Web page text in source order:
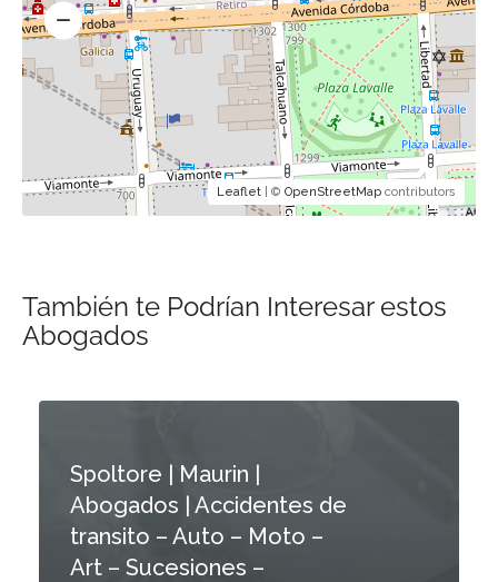
Leaflet | © OpenStreetMap contributors
También te Podrían Interesar estos
Abogados
Spoltore | Maurin |
Abogados | Accidentes de
transito – Auto – Moto –
Art – Sucesiones –